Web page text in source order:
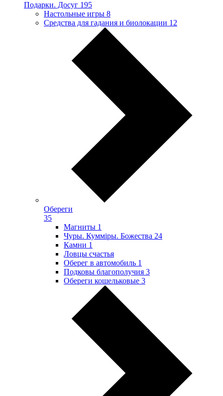
Подарки. Досуг 195
Настольные игры 8
Средства для гадания и биолокации 12
Обереги
35
Магниты 1
Чуры. Куммiры. Божества 24
Камни 1
Ловцы счастья
Оберег в автомобиль 1
Подковы благополучия 3
Обереги кошельковые 3